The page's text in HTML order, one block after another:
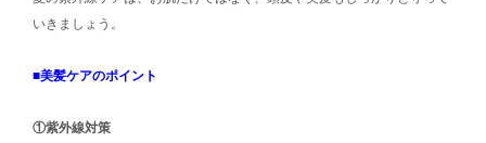
いきましょう。
■美髪ケアのポイント
①紫外線対策